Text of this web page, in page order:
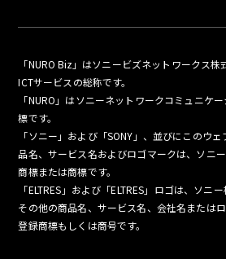
「NURO Biz」はソニービズネットワークス
ICTサービスの総称です。
「NURO」はソニーネットワークコミュニケ
標です。
「ソニー」および「SONY」、並びにこのウ
品名、サービス名およびロゴマークは、ソニ
商標または商標です。
「ELTRES」および「ELTRES」ロゴは、ソニ
その他の商品名、サービス名、会社名または
登録商標もしくは商号です。